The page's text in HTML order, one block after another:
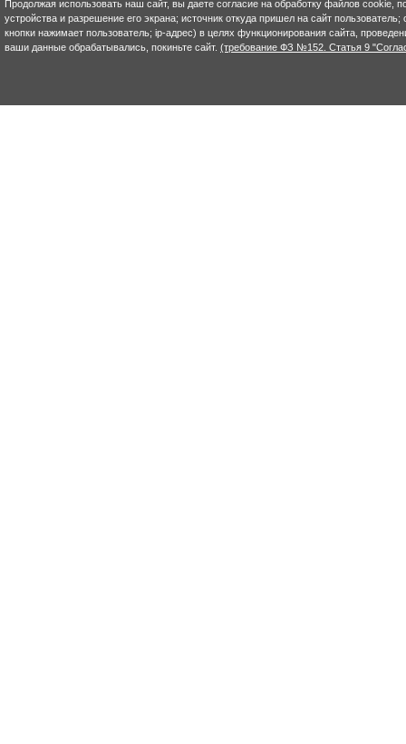
Продолжая использовать наш сайт, вы даете согласие на обработку файлов cookie,
устройства и разрешение его экрана; источник откуда пришел на сайт
кнопки нажимает пользователь; ip-адрес) в целях функционирования сайта,
ваши данные обрабатывались, покиньте сайт. (требование ФЗ №152. Статья 9